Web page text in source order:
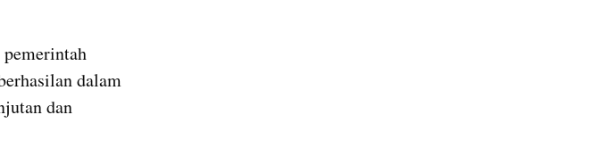
dalam
dan